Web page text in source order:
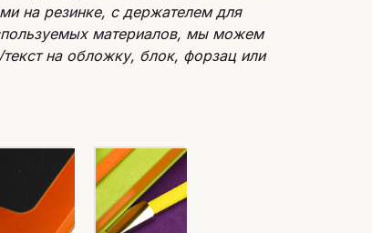
на резинке, с держателем для
материалов, мы можем
на обложку, блок, форзац или